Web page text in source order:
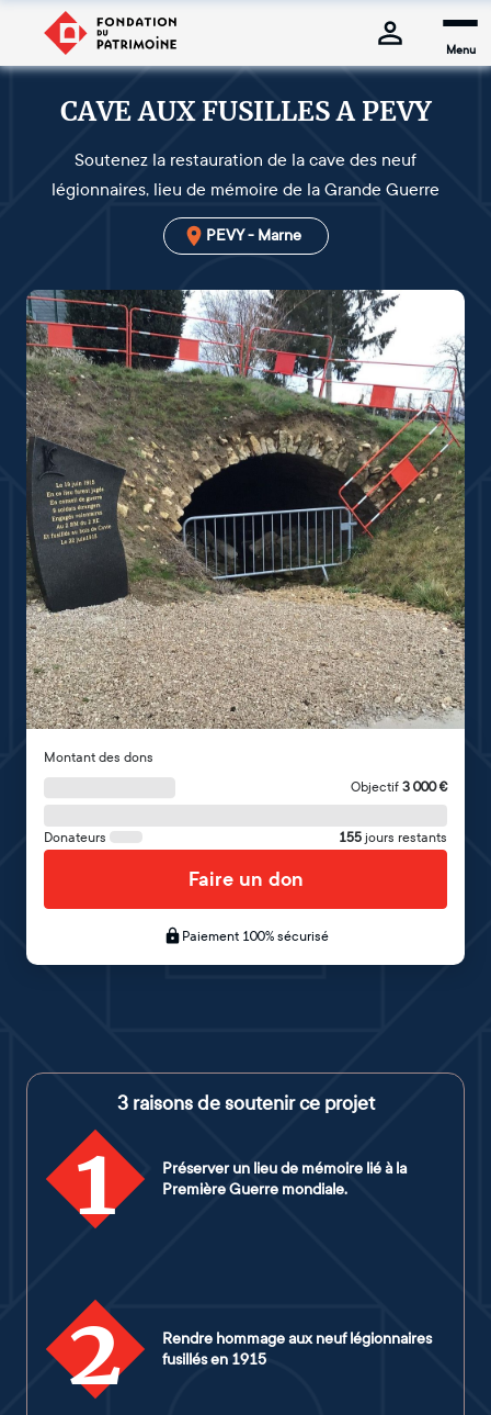
Menu
CAVE AUX FUSILLES A PEVY
Soutenez la restauration de la cave des neuf
légionnaires, lieu de mémoire de la Grande Guerre
PEVY - Marne
Montant des dons
Objectif 3 000€
Donateurs 155 jours restants
Faire un don
Paiement 100% sécurisé
3 raisons de soutenir ce projet
1
Préserver un lieu de mémoire lié à la
Première Guerre mondiale.
2
Rendre hommage aux neuf légionnaires
fusillés en 1915